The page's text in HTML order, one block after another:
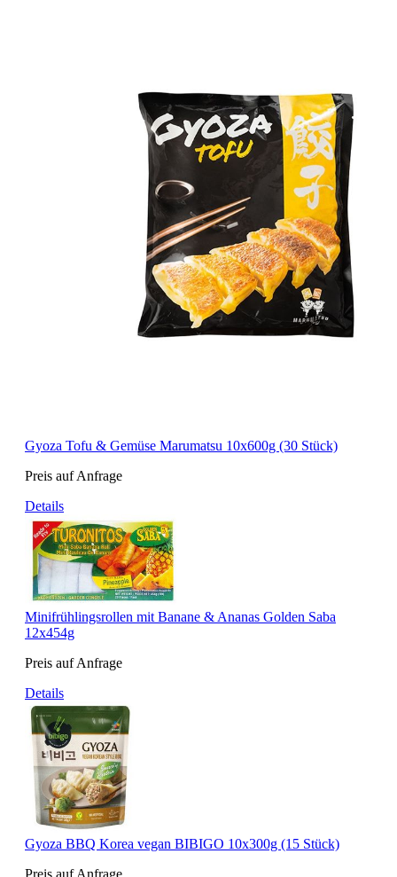
Gyoza Tofu & Gemüse Marumatsu 10x600g (30 Stück)
Preis auf Anfrage
Details
Minifrühlingsrollen mit Banane & Ananas Golden Saba
12x454g
Preis auf Anfrage
Details
Gyoza BBQ Korea vegan BIBIGO 10x300g (15 Stück)
Preis auf Anfrage